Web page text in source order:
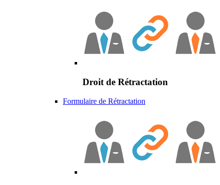
Droit de Rétractation
Formulaire de Rétractation